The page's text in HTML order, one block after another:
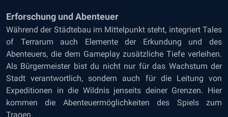
Erforschung und Abenteuer
Während der Städtebau im Mittelpunkt steht, integriert Tales
of Terrarum auch Elemente der Erkundung und des
Abenteuers, die dem Gameplay zusätzliche Tiefe verleihen.
Als Bürgermeister bist du nicht nur für das Wachstum der
Stadt verantwortlich, sondern auch für die Leitung von
Expeditionen in die Wildnis jenseits deiner Grenzen. Hier
kommen die Abenteuermöglichkeiten des Spiels zum
Tragen.